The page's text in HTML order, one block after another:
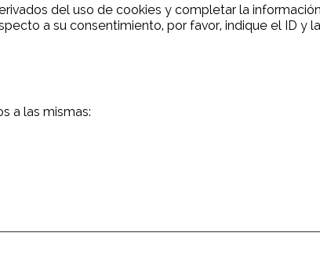
del uso de cookies y completar la
a su consentimiento, por favor, indique el ID y
a las mismas: